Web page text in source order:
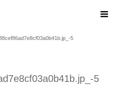
5
5